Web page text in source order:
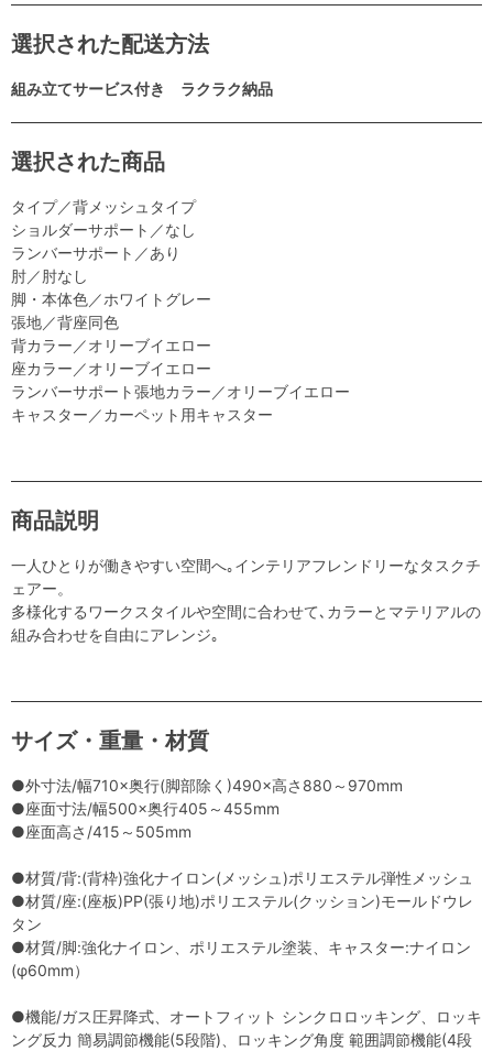
選択された配送方法
組み立てサービス付き ラクラク納品
選択された商品
タイプ／背メッシュタイプ
ショルダーサポート／なし
ランバーサポート／あり
肘／肘なし
脚・本体色／ホワイトグレー
張地／背座同色
背カラー／オリーブイエロー
座カラー／オリーブイエロー
ランバーサポート張地カラー／オリーブイエロー
キャスター／カーペット用キャスター
商品説明
一人ひとりが働きやすい空間へ｡インテリアフレンドリーなタスクチ
ェアー。
多様化するワークスタイルや空間に合わせて､カラーとマテリアルの
組み合わせを自由にアレンジ｡
サイズ・重量・材質
●外寸法/幅710×奥行(脚部除く)490×高さ880～970mm
●座面寸法/幅500×奥行405～455mm
●座面高さ/415～505mm
●材質/背:(背枠)強化ナイロン(メッシュ)ポリエステル弾性メッシュ
●材質/座:(座板)PP(張り地)ポリエステル(クッション)モールドウレ
タン
●材質/脚:強化ナイロン、ポリエステル塗装、キャスター:ナイロン
(φ60mm）
●機能/ガス圧昇降式、オートフィット シンクロロッキング、ロッキ
ング反力 簡易調節機能(5段階)、ロッキング角度 範囲調節機能(4段